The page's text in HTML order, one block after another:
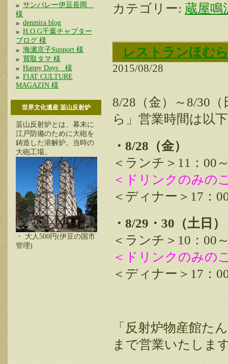
サンバレー伊豆長岡
様
denmira blog
H.O.G千葉チャプター
ブログ 様
海瀬京子Support 様
買取タマ 様
Happy Days 様
FIAT CULTURE
MAGAZIN 様
世界文化遺産 韮山反射炉
韮山反射炉とは、幕末に
江戸防備のために大砲を
鋳造した溶解炉。当時の
大砲工場。
・ 大人500円(伊豆の国市
管理)
カテゴリー: 蔵屋鳴
レストランほむ
2015/08/28
8/28（金）～8/30
ら」営業時間は以
・8/28（金）
＜ランチ＞11：00
＜ドリンクのみの
＜ディナー＞17：
・8/29・30（土日）
＜ランチ＞10：00
＜ドリンクのみの
＜ディナー＞17：
「反射炉物産館た
まで営業いたしま